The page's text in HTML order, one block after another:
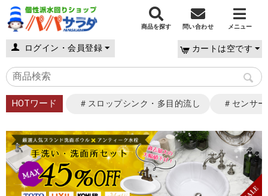
商品を探す 問い合わせ メニュー
ログイン・会員登録 カートは空です
HOTワード ＃スロップシンク・多目的流し ＃センサ